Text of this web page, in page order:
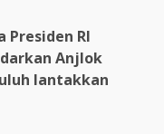
Presiden RI
Anjlok
lantakkan